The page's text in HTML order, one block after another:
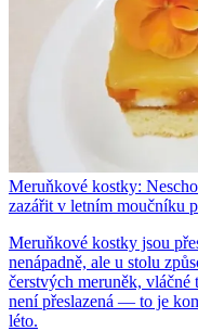
Meruňkové kostky:
zazářit v letním moučníku
Meruňkové kostky jsou
nenápadně, ale u stolu
čerstvých meruněk, vláčné
není přeslazená — to je
léto.